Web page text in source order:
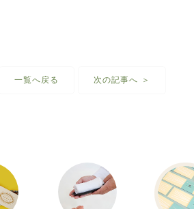
一覧へ戻る 次の記事へ ＞